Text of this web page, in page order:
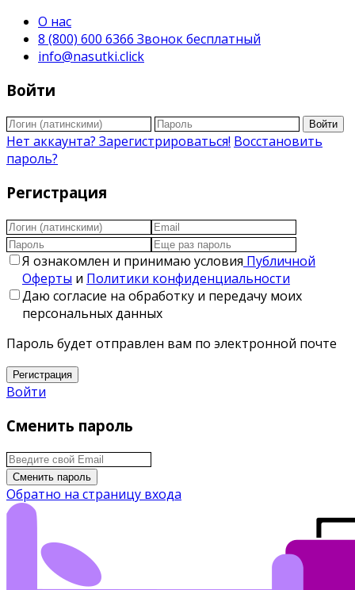
О нас
8 (800) 600 6366 Звонок бесплатный
info@nasutki.click
Войти
Войти
Нет аккаунта? Зарегистрироваться! Восстановить
пароль?
Регистрация
Я ознакомлен и принимаю условия Публичной
Оферты и Политики конфиденциальности
Даю согласие на обработку и передачу моих
персональных данных
Пароль будет отправлен вам по электронной почте
Регистрация
Войти
Сменить пароль
Сменить пароль
Обратно на страницу входа